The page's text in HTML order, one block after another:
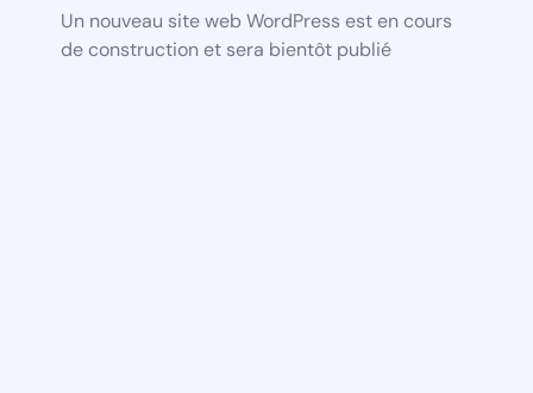
Un nouveau site web WordPress est en cours
de construction et sera bientôt publié